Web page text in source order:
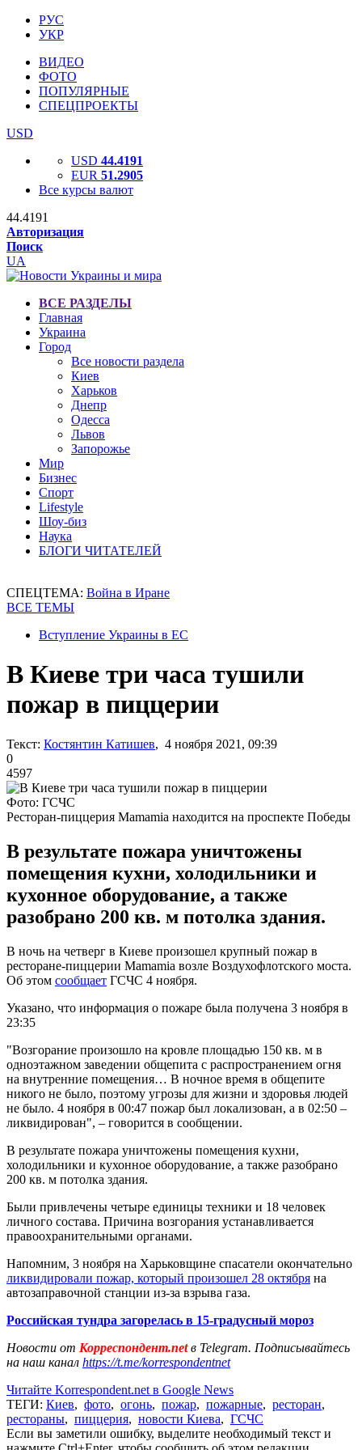
РУС
УКР
ВИДЕО
ФОТО
ПОПУЛЯРНЫЕ
СПЕЦПРОЕКТЫ
USD
USD 44.4191
EUR 51.2905
Все курсы валют
44.4191
Авторизация
Поиск
UA
ВСЕ РАЗДЕЛЫ
Главная
Украина
Город
Все новости раздела
Киев
Харьков
Днепр
Одесса
Львов
Запорожье
Мир
Бизнес
Спорт
Lifestyle
Шоу-биз
Наука
БЛОГИ ЧИТАТЕЛЕЙ
СПЕЦТЕМА: Война в Иране
ВСЕ ТЕМЫ
Вступление Украины в ЕС
В Киеве три часа тушили
пожар в пиццерии
Текст: Костянтин Катишев, 4 ноября 2021, 09:39
0
4597
Фото: ГСЧС
Ресторан-пиццерия Mamamia находится на проспекте Победы
В результате пожара уничтожены
помещения кухни, холодильники и
кухонное оборудование, а также
разобрано 200 кв. м потолка здания.
В ночь на четверг в Киеве произошел крупный пожар в
ресторане-пиццерии Mamamia возле Воздухофлотского моста.
Об этом сообщает ГСЧС 4 ноября.
Указано, что информация о пожаре была получена 3 ноября в
23:35
"Возгорание произошло на кровле площадью 150 кв. м в
одноэтажном заведении общепита с распространением огня
на внутренние помещения… В ночное время в общепите
никого не было, поэтому угрозы для жизни и здоровья людей
не было. 4 ноября в 00:47 пожар был локализован, а в 02:50 –
ликвидирован", – говорится в сообщении.
В результате пожара уничтожены помещения кухни,
холодильники и кухонное оборудование, а также разобрано
200 кв. м потолка здания.
Были привлечены четыре единицы техники и 18 человек
личного состава. Причина возгорания устанавливается
правоохранительными органами.
Напомним, 3 ноября на Харьковщине спасатели окончательно
ликвидировали пожар, который произошел 28 октября на
автозаправочной станции из-за взрыва газа.
Российская тундра загорелась в 15-градусный мороз
Новости от Корреспондент.netв Telegram. Подписывайтесь
на наш канал https://t.me/korrespondentnet
Читайте Korrespondent.net в Google News
ТЕГИ: Киев, фото, огонь, пожар, пожарные, ресторан,
рестораны, пиццерия, новости Киева, ГСЧС
Если вы заметили ошибку, выделите необходимый текст и